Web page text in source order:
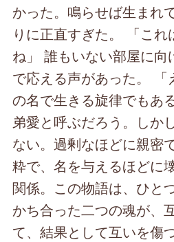
かった。鳴らせば生まれ
りに正直すぎた。 「こ
ね」 誰もいない部屋に向
で応える声があった。 「
の名で生きる旋律でもあ
弟愛と呼ぶだろう。しか
ない。過剰なほどに親密
粋で、名を与えるほどに
関係。この物語は、ひと
かち合った二つの魂が、
て、結果として互いを傷